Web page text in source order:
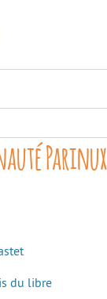
Parinux
du libre